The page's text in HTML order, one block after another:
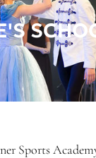
Sports